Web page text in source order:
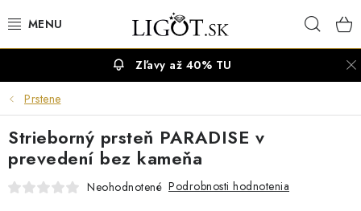
na
NÁHRDELNÍKY
NÁRAMKY
Zľavy až 40% TU
Prstene
Strieborný prsteň PARADISE v
prevedení bez kameňa
Neohodnotené Podrobnosti hodnotenia